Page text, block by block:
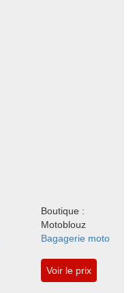
Boutique :
Motoblouz
Bagagerie moto
Voir le prix